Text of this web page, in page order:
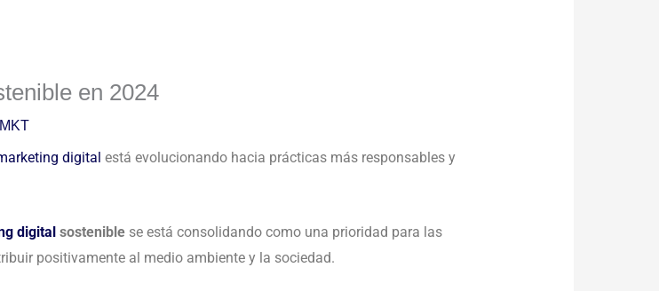
en 2024
digital está evolucionando hacia prácticas más responsables y
digital sostenible se está consolidando como una prioridad para las
positivamente al medio ambiente y la sociedad.